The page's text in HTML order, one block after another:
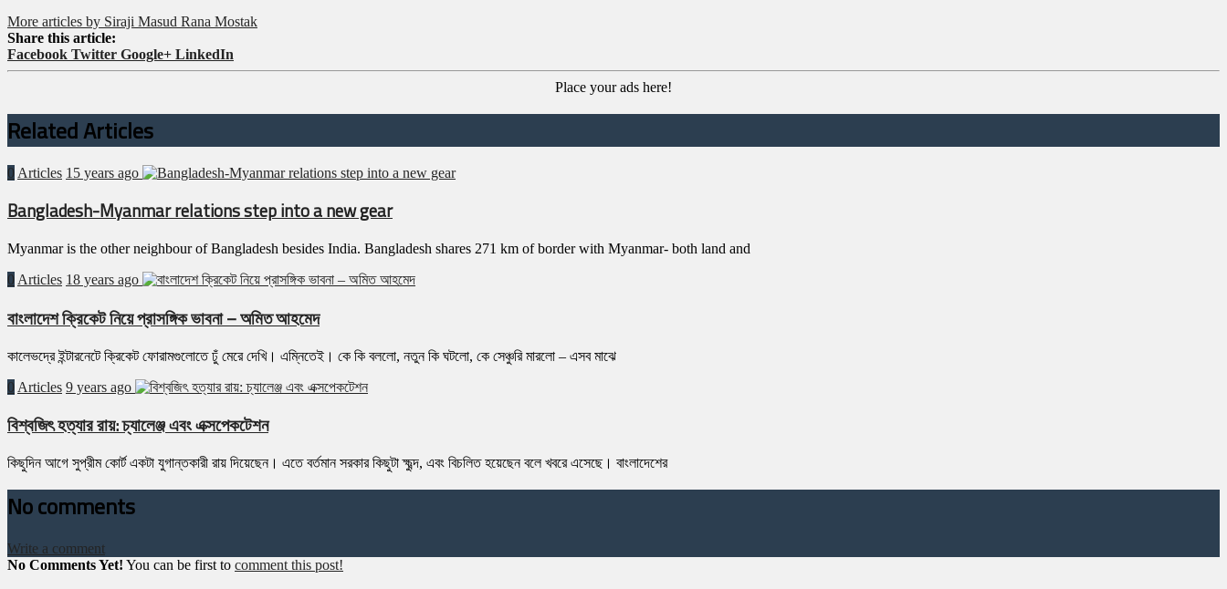
More articles by Siraji Masud Rana Mostak
Share this article:
Facebook Twitter Google+ LinkedIn
Place your ads here!
Related Articles
0 Articles 15 years ago
Bangladesh-Myanmar relations step into a new gear
Myanmar is the other neighbour of Bangladesh besides India. Bangladesh shares 271 km of border with Myanmar- both land and
0 Articles 18 years ago
বাংলাদেশ ক্রিকেট নিয়ে প্রাসঙ্গিক ভাবনা – অমিত আহমেদ
কালেভদ্রে ইন্টারনেটে ক্রিকেট ফোরামগুলোতে ঢুঁ মেরে দেখি। এম্নিতেই। কে কি বললো, নতুন কি ঘটলো, কে সেঞ্চুরি মারলো – এসব মাঝে
0 Articles 9 years ago
বিশ্বজিৎ হত্যার রায়: চ্যালেঞ্জ এবং এক্সপেকটেশন
কিছুদিন আগে সুপ্রীম কোর্ট একটা যুগান্তকারী রায় দিয়েছেন। এতে বর্তমান সরকার কিছুটা ক্ষুব্দ, এবং বিচলিত হয়েছেন বলে খবরে এসেছে। বাংলাদেশের
No comments
Write a comment
No Comments Yet! You can be first to comment this post!